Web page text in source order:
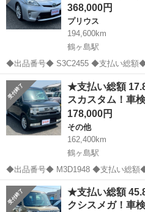
368,000円
プリウス
194,600km
鶴ヶ島駅
◆出品番号◆ S3C2455 ◆支払い総額◆ 36.8万円 上記の金額は、消
税、リサイクル券等全てコミコミの金額です！ ◆車両
ー：トヨタ 車名：プリウス グレード
ZV...
埼玉 川越市 鶴ヶ島駅 プリ
★支払い総額
スカスタム！車
178,000円
その他
162,400km
鶴ヶ島駅
◆出品番号◆ M3D1948 ◆支払い総額◆ 17.8万円 上記の金額は、消
税、令和5年度の自動車税、リサイク
◆車両情報◆ メーカー：トヨタ 車名
カスタ...
埼玉 川越市 鶴ヶ島駅 その
★支払い総額
クシスメガ！車